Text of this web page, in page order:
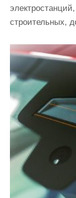
строительных,